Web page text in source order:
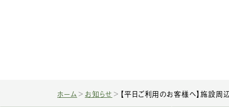
ホーム お知らせ 【平日ご利用のお客様へ】施設